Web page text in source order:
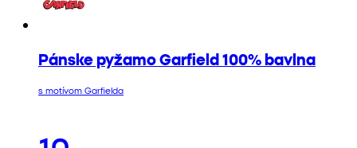
Pánske pyžamo Garfield 100% bavlna
s motívom Garfielda